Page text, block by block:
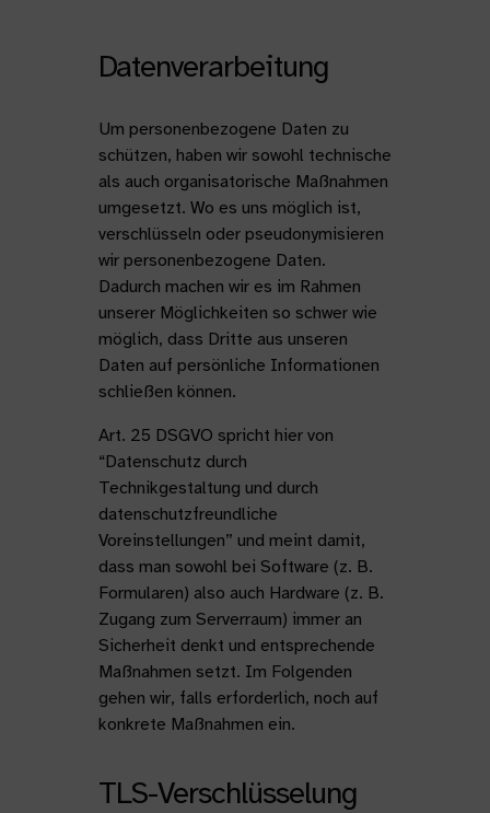
Datenverarbeitung
Um personenbezogene Daten zu
schützen, haben wir sowohl technische
als auch organisatorische Maßnahmen
umgesetzt. Wo es uns möglich ist,
verschlüsseln oder pseudonymisieren
wir personenbezogene Daten.
Dadurch machen wir es im Rahmen
unserer Möglichkeiten so schwer wie
möglich, dass Dritte aus unseren
Daten auf persönliche Informationen
schließen können.
Art. 25 DSGVO spricht hier von
“Datenschutz durch
Technikgestaltung und durch
datenschutzfreundliche
Voreinstellungen” und meint damit,
dass man sowohl bei Software (z. B.
Formularen) also auch Hardware (z. B.
Zugang zum Serverraum) immer an
Sicherheit denkt und entsprechende
Maßnahmen setzt. Im Folgenden
gehen wir, falls erforderlich, noch auf
konkrete Maßnahmen ein.
TLS-Verschlüsselung